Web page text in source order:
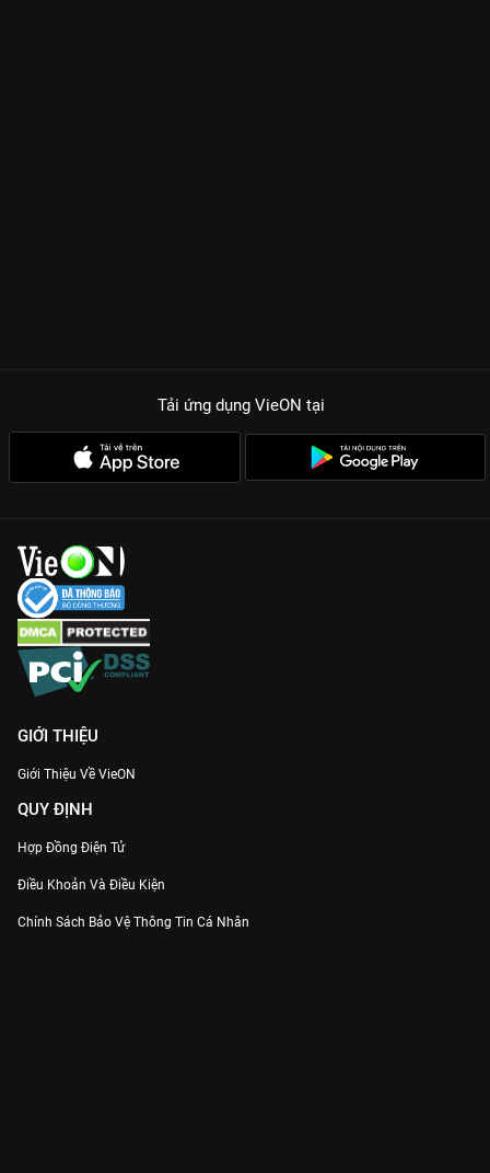
Tải ứng dụng VieON tại
GIỚI THIỆU
Giới Thiệu Về VieON
QUY ĐỊNH
Hợp Đồng Điện Tử
Điều Khoản Và Điều Kiện
Chính Sách Bảo Vệ Thông Tin Cá Nhân